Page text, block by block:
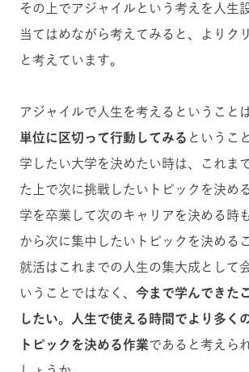
その上でアジャイルという考えを人生
当てはめながら考えてみると、よりク
と考えています。
アジャイルで人生を考えるということは
単位に区切って行動してみる というこ
学したい大学を決めたい時は、これま
た上で次に挑戦したいトピックを決め
学を卒業して次のキャリアを決める時
から次に集中したいトピックを決める
就活はこれまでの人生の集大成として
いうことではなく、 今まで学んできた
したい。人生で使える時間でより多く
トピックを決める作業であると考えら